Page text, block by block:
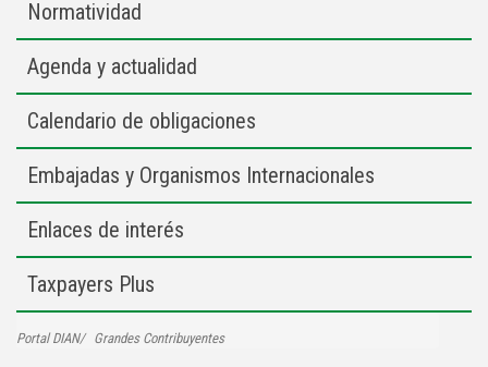
Normatividad
Agenda y actualidad
Calendario de obligaciones
Embajadas y Organismos Internacionales
Enlaces de interés
Taxpayers Plus
Portal DIAN Grandes Contribuyentes